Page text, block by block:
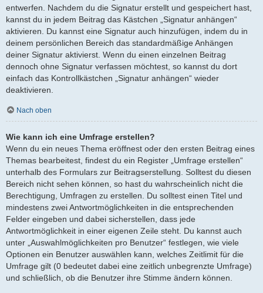
entwerfen. Nachdem du die Signatur erstellt und gespeichert hast,
kannst du in jedem Beitrag das Kästchen „Signatur anhängen“
aktivieren. Du kannst eine Signatur auch hinzufügen, indem du in
deinem persönlichen Bereich das standardmäßige Anhängen
deiner Signatur aktivierst. Wenn du einen einzelnen Beitrag
dennoch ohne Signatur verfassen möchtest, so kannst du dort
einfach das Kontrollkästchen „Signatur anhängen“ wieder
deaktivieren.
Nach oben
Wie kann ich eine Umfrage erstellen?
Wenn du ein neues Thema eröffnest oder den ersten Beitrag eines
Themas bearbeitest, findest du ein Register „Umfrage erstellen“
unterhalb des Formulars zur Beitragserstellung. Solltest du diesen
Bereich nicht sehen können, so hast du wahrscheinlich nicht die
Berechtigung, Umfragen zu erstellen. Du solltest einen Titel und
mindestens zwei Antwortmöglichkeiten in die entsprechenden
Felder eingeben und dabei sicherstellen, dass jede
Antwortmöglichkeit in einer eigenen Zeile steht. Du kannst auch
unter „Auswahlmöglichkeiten pro Benutzer“ festlegen, wie viele
Optionen ein Benutzer auswählen kann, welches Zeitlimit für die
Umfrage gilt (0 bedeutet dabei eine zeitlich unbegrenzte Umfrage)
und schließlich, ob die Benutzer ihre Stimme ändern können.